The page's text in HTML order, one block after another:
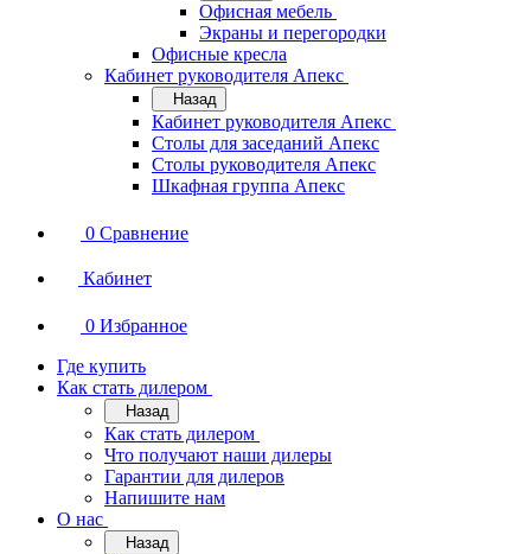
Офисная мебель
Экраны и перегородки
Офисные кресла
Кабинет руководителя Апекс
Назад
Кабинет руководителя Апекс
Столы для заседаний Апекс
Столы руководителя Апекс
Шкафная группа Апекс
0 Сравнение
Кабинет
0 Избранное
Где купить
Как стать дилером
Назад
Как стать дилером
Что получают наши дилеры
Гарантии для дилеров
Напишите нам
О нас
Назад